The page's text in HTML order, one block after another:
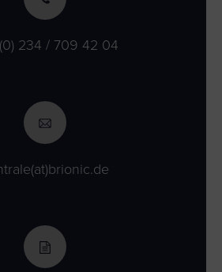
234 / 709 42 04